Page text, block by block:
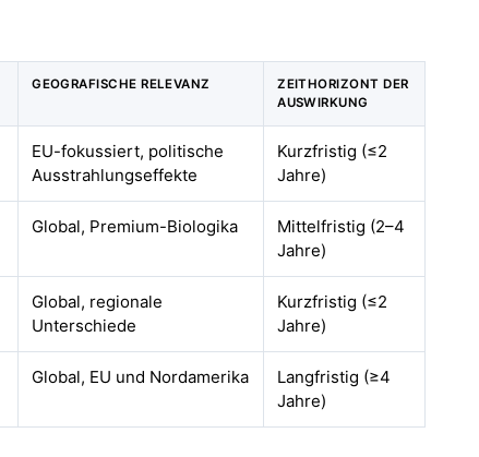
GEOGRAFISCHE RELEVANZ
ZEITHORIZONT DER
AUSWIRKUNG
EU-fokussiert, politische
Ausstrahlungseffekte
Kurzfristig (≤2
Jahre)
Global, Premium-Biologika
Mittelfristig (2–4
Jahre)
Global, regionale
Unterschiede
Kurzfristig (≤2
Jahre)
Global, EU und Nordamerika
Langfristig (≥4
Jahre)